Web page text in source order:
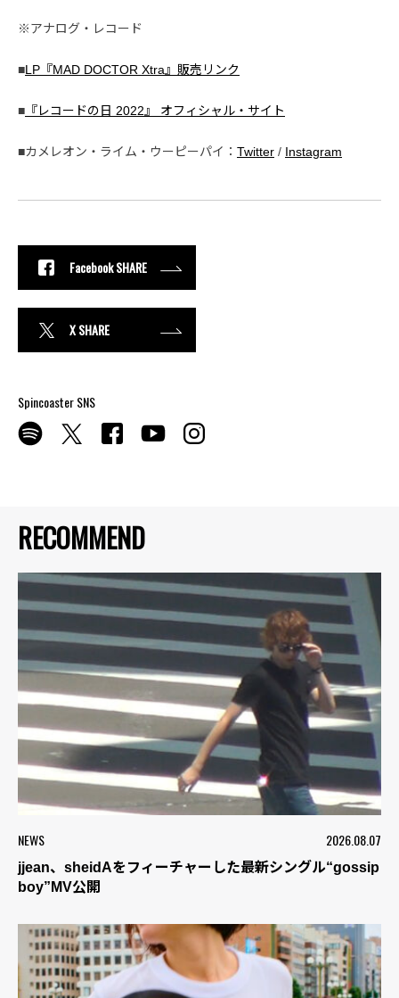
RECOMMEND
NEWS 2026.08.07
jjean、sheidAをフィーチャーした最新シングル“gossip
boy”MV公開
※アナログ・レコード
■LP『MAD DOCTOR Xtra』販売リンク
■ 『レコードの日 2022』 オフィシャル・サイト
■カメレオン・ライム・ウーピーパイ： Twitter / Instagram
Facebook SHARE
X SHARE
Spincoaster SNS